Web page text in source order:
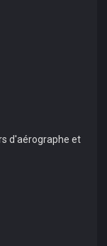
d'aérographe et